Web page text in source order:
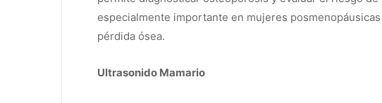
especialmente importante en mujeres
pérdida ósea.
Ultrasonido Mamario